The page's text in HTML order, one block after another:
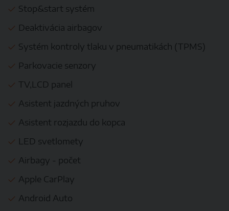
Stop&start systém
Deaktivácia airbagov
Systém kontroly tlaku v pneumatikách (TPMS)
Parkovacie senzory
TV,LCD panel
Asistent jazdných pruhov
Asistent rozjazdu do kopca
LED svetlomety
Airbagy - počet
Apple CarPlay
Android Auto